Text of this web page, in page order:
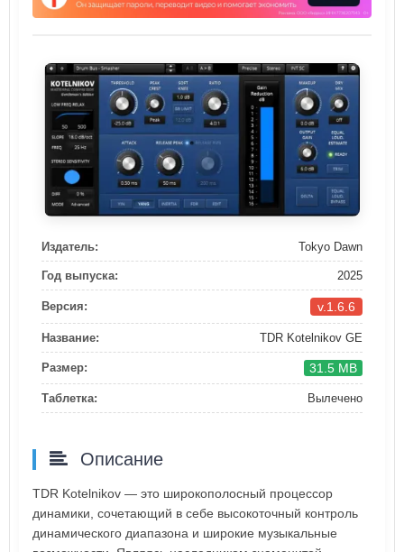
Издатель: Tokyo Dawn
Год выпуска: 2025
Версия: v.1.6.6
Название: TDR Kotelnikov GE
Размер: 31.5 MB
Таблетка: Вылечено
Описание
TDR Kotelnikov — это широкополосный процессор
динамики, сочетающий в себе высокоточный контроль
динамического диапазона и широкие музыкальные